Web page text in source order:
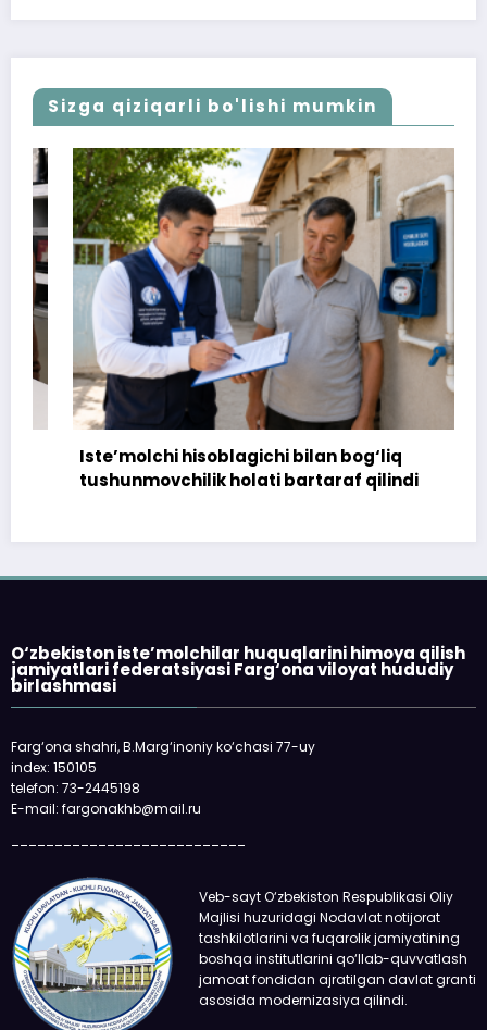
Sizga qiziqarli bo'lishi mumkin
Iste’molchi hisoblagichi bilan bog‘liq
tushunmovchilik holati bartaraf qilindi
O‘zbekiston iste’molchilar huquqlarini himoya qilish
jamiyatlari federatsiyasi Farg‘ona viloyat hududiy
birlashmasi
Farg‘ona shahri, B.Marg‘inoniy ko‘chasi 77-uy
index: 150105
telefon: 73-2445198
E-mail: fargonakhb@mail.ru
Veb-sayt O‘zbekiston Respublikasi Oliy
Majlisi huzuridagi Nodavlat notijorat
tashkilotlarini va fuqarolik jamiyatining
boshqa institutlarini qo‘llab-quvvatlash
jamoat fondidan ajratilgan davlat granti
asosida modernizasiya qilindi.